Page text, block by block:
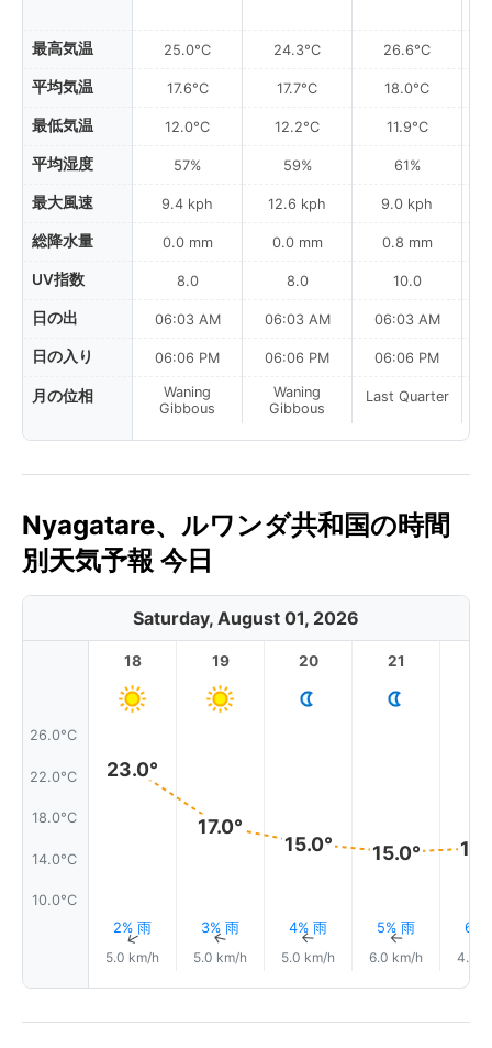
最高気温
平均気温
最低気温
平均湿度
最大風速
総降水量
UV指数
日の出
日の入り
月の位相
25.0°C
17.6°C
12.0°C
57%
9.4 kph
0.0 mm
8.0
06:03 AM
06:06 PM
Waning
Gibbous
24.3°C
17.7°C
12.2°C
59%
12.6 kph
0.0 mm
8.0
06:03 AM
06:06 PM
Waning
Gibbous
26.6°C
18.0°C
11.9°C
61%
9.0 kph
0.8 mm
10.0
06:03 AM
06:06 PM
Last Quarter
Nyagatare、ルワンダ共和国の時間
別天気予報 今日
Saturday, August 01, 2026
26.0°C
22.0°C
18.0°C
14.0°C
10.0°C
18
23.0°
2% 雨
↑
5.0 km/h
19
17.0°
3% 雨
↑
5.0 km/h
20
15.0°
4% 雨
↑
5.0 km/h
21
15.0°
5% 雨
↑
6.0 km/h
6%
4.0